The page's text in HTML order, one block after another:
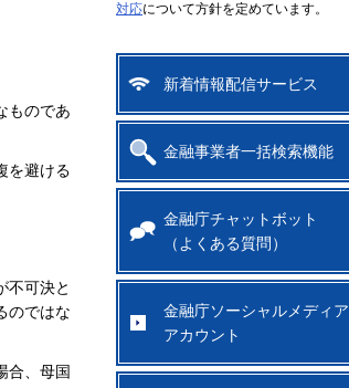
ものであ
を避ける
不可決と
のではな
合、母国
対応について方針を定めています。
新着情報配信サービス
金融事業者一括検索機能
金融庁チャットボット
（よくある質問）
金融庁ソーシャルメディア
アカウント